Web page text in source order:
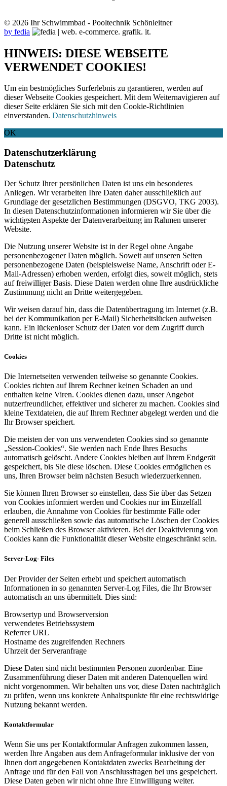
© 2026 Ihr Schwimmbad - Pooltechnik Schönleitner
by fedia
HINWEIS: DIESE WEBSEITE
VERWENDET COOKIES!
Um ein bestmögliches Surferlebnis zu garantieren, werden auf
dieser Webseite Cookies gespeichert. Mit dem Weiternavigieren auf
dieser Seite erklären Sie sich mit den Cookie-Richtlinien
einverstanden. Datenschutzhinweis
OK
Datenschutzerklärung
Datenschutz
Der Schutz Ihrer persönlichen Daten ist uns ein besonderes
Anliegen. Wir verarbeiten Ihre Daten daher ausschließlich auf
Grundlage der gesetzlichen Bestimmungen (DSGVO, TKG 2003).
In diesen Datenschutzinformationen informieren wir Sie über die
wichtigsten Aspekte der Datenverarbeitung im Rahmen unserer
Website.
Die Nutzung unserer Website ist in der Regel ohne Angabe
personenbezogener Daten möglich. Soweit auf unseren Seiten
personenbezogene Daten (beispielsweise Name, Anschrift oder E-
Mail-Adressen) erhoben werden, erfolgt dies, soweit möglich, stets
auf freiwilliger Basis. Diese Daten werden ohne Ihre ausdrückliche
Zustimmung nicht an Dritte weitergegeben.
Wir weisen darauf hin, dass die Datenübertragung im Internet (z.B.
bei der Kommunikation per E-Mail) Sicherheitslücken aufweisen
kann. Ein lückenloser Schutz der Daten vor dem Zugriff durch
Dritte ist nicht möglich.
Cookies
Die Internetseiten verwenden teilweise so genannte Cookies.
Cookies richten auf Ihrem Rechner keinen Schaden an und
enthalten keine Viren. Cookies dienen dazu, unser Angebot
nutzerfreundlicher, effektiver und sicherer zu machen. Cookies sind
kleine Textdateien, die auf Ihrem Rechner abgelegt werden und die
Ihr Browser speichert.
Die meisten der von uns verwendeten Cookies sind so genannte
„Session-Cookies“. Sie werden nach Ende Ihres Besuchs
automatisch gelöscht. Andere Cookies bleiben auf Ihrem Endgerät
gespeichert, bis Sie diese löschen. Diese Cookies ermöglichen es
uns, Ihren Browser beim nächsten Besuch wiederzuerkennen.
Sie können Ihren Browser so einstellen, dass Sie über das Setzen
von Cookies informiert werden und Cookies nur im Einzelfall
erlauben, die Annahme von Cookies für bestimmte Fälle oder
generell ausschließen sowie das automatische Löschen der Cookies
beim Schließen des Browser aktivieren. Bei der Deaktivierung von
Cookies kann die Funktionalität dieser Website eingeschränkt sein.
Server-Log- Files
Der Provider der Seiten erhebt und speichert automatisch
Informationen in so genannten Server-Log Files, die Ihr Browser
automatisch an uns übermittelt. Dies sind:
Browsertyp und Browserversion
verwendetes Betriebssystem
Referrer URL
Hostname des zugreifenden Rechners
Uhrzeit der Serveranfrage
Diese Daten sind nicht bestimmten Personen zuordenbar. Eine
Zusammenführung dieser Daten mit anderen Datenquellen wird
nicht vorgenommen. Wir behalten uns vor, diese Daten nachträglich
zu prüfen, wenn uns konkrete Anhaltspunkte für eine rechtswidrige
Nutzung bekannt werden.
Kontaktformular
Wenn Sie uns per Kontaktformular Anfragen zukommen lassen,
werden Ihre Angaben aus dem Anfrageformular inklusive der von
Ihnen dort angegebenen Kontaktdaten zwecks Bearbeitung der
Anfrage und für den Fall von Anschlussfragen bei uns gespeichert.
Diese Daten geben wir nicht ohne Ihre Einwilligung weiter.